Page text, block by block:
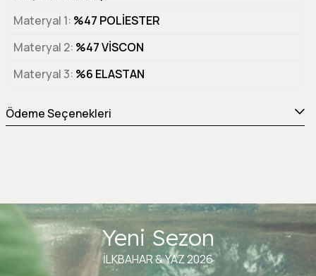
Materyal 1 %47 POLİESTER
Materyal 2 %47 VİSCON
Materyal 3 %6 ELASTAN
Ödeme Seçenekleri
Yeni Sezon
İLKBAHAR & YAZ 2026